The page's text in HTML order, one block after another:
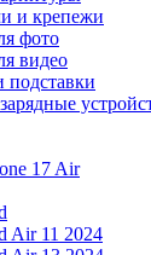
и крепежи
фото
видео
подставки
17 Air
Air 11 2024